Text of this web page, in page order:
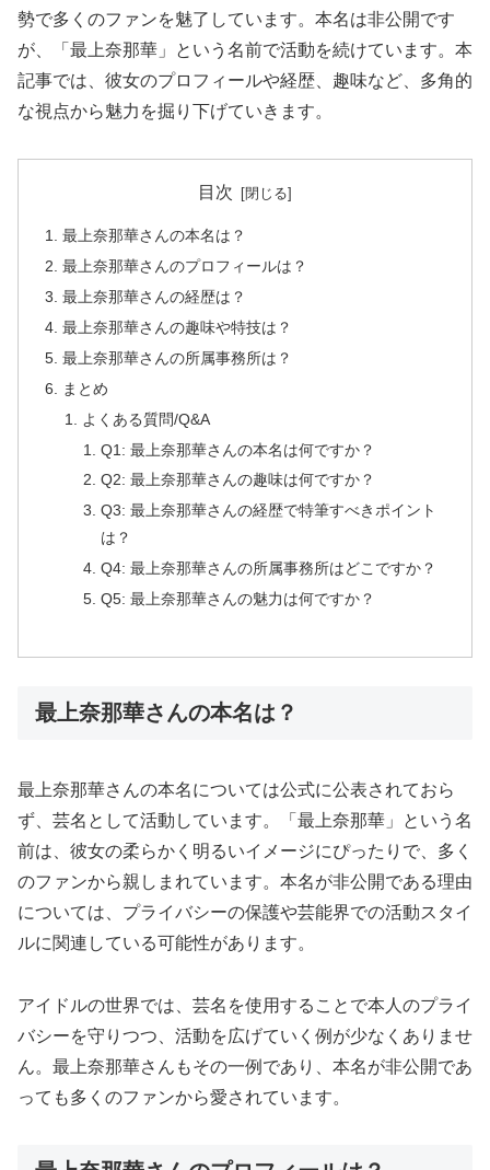
勢で多くのファンを魅了しています。本名は非公開です
が、「最上奈那華」という名前で活動を続けています。本
記事では、彼女のプロフィールや経歴、趣味など、多角的
な視点から魅力を掘り下げていきます。
目次
最上奈那華さんの本名は？
最上奈那華さんのプロフィールは？
最上奈那華さんの経歴は？
最上奈那華さんの趣味や特技は？
最上奈那華さんの所属事務所は？
まとめ
よくある質問/Q&A
Q1: 最上奈那華さんの本名は何ですか？
Q2: 最上奈那華さんの趣味は何ですか？
Q3: 最上奈那華さんの経歴で特筆すべきポイント
は？
Q4: 最上奈那華さんの所属事務所はどこですか？
Q5: 最上奈那華さんの魅力は何ですか？
最上奈那華さんの本名は？
最上奈那華さんの本名については公式に公表されておら
ず、芸名として活動しています。「最上奈那華」という名
前は、彼女の柔らかく明るいイメージにぴったりで、多く
のファンから親しまれています。本名が非公開である理由
については、プライバシーの保護や芸能界での活動スタイ
ルに関連している可能性があります。
アイドルの世界では、芸名を使用することで本人のプライ
バシーを守りつつ、活動を広げていく例が少なくありませ
ん。最上奈那華さんもその一例であり、本名が非公開であ
っても多くのファンから愛されています。